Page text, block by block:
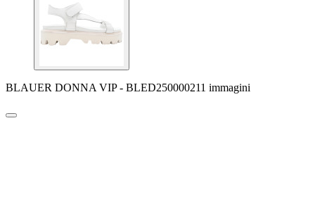
BLAUER DONNA VIP - BLED250000211 immagini